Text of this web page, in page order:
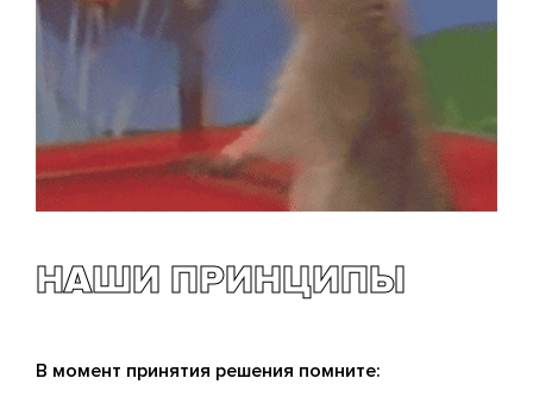
НАШИ ПРИНЦИПЫ
В момент принятия решения помните: